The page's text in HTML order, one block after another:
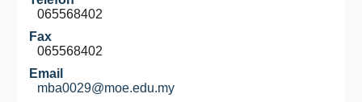
065568402
Fax
065568402
Email
mba0029@moe.edu.my